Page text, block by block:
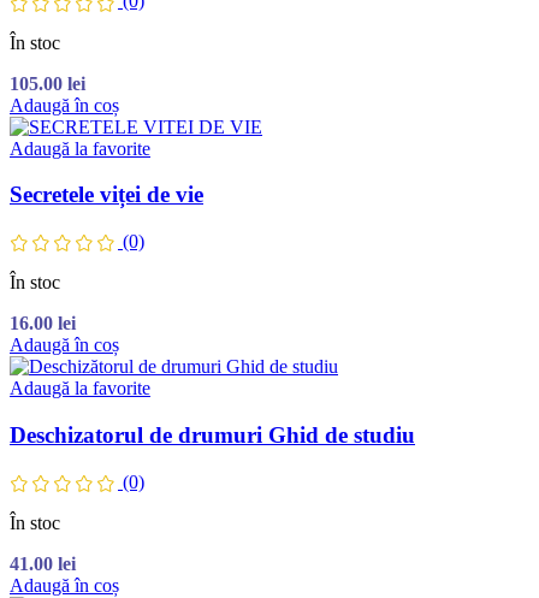
În stoc
105.00 lei
Adaugă în coș
Adaugă la favorite
Secretele viței de vie
(0)
În stoc
16.00 lei
Adaugă în coș
Adaugă la favorite
Deschizatorul de drumuri Ghid de studiu
(0)
În stoc
41.00 lei
Adaugă în coș